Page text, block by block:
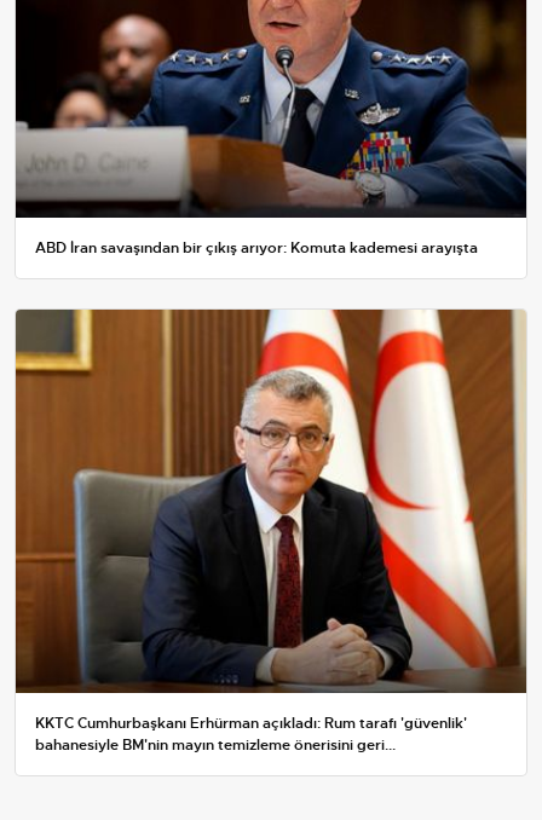
ABD İran savaşından bir çıkış arıyor: Komuta kademesi arayışta
KKTC Cumhurbaşkanı Erhürman açıkladı: Rum tarafı 'güvenlik'
bahanesiyle BM'nin mayın temizleme önerisini geri...